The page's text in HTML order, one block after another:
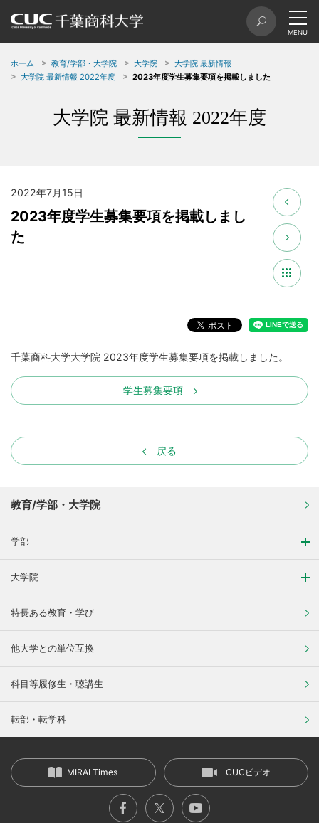
ホーム 教育/学部・大学院 大学院
大学院 最新情報
大学院 最新情報 2022年度
2023年度学生募集要項を掲載しました
大学院 最新情報 2022年度
2022年7月15日
2023年度学生募集要項を掲載しまし
た
千葉商科大学大学院 2023年度学生募集要項を掲載しました。
学生募集要項
戻る
教育/学部・大学院
学部
大学院
特長ある教育・学び
他大学との単位互換
科目等履修生・聴講生
転部・転学科
MIRAI Times CUCビデオ